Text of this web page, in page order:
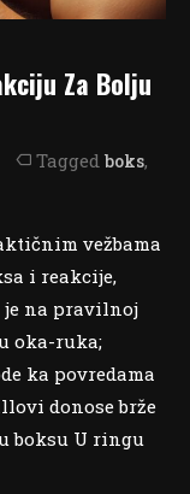
Za Bolju
Tagged boks,
vežbama
i reakcije,
je na pravilnoj
oka-ruka;
ka povredama
donose brže
boksu U ringu